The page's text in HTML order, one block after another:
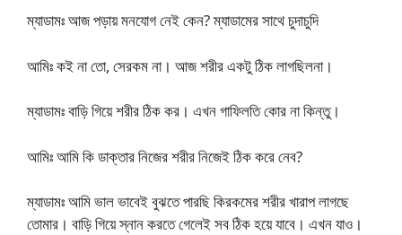
ম্যাডামঃ আজ পড়ায় মনযোগ নেই কেন? ম্যাডামের সাথে চুদাচুদি
আমিঃ কই না তো, সেরকম না। আজ শরীর একটু ঠিক লাগছিলনা।
ম্যাডামঃ বাড়ি গিয়ে শরীর ঠিক কর। এখন গাফিলতি কোর না কিন্তু।
আমিঃ আমি কি ডাক্তার নিজের শরীর নিজেই ঠিক করে নেব?
ম্যাডামঃ আমি ভাল ভাবেই বুঝতে পারছি কিরকমের শরীর খারাপ লাগছে
তোমার। বাড়ি গিয়ে স্নান করতে গেলেই সব ঠিক হয়ে যাবে। এখন যাও।